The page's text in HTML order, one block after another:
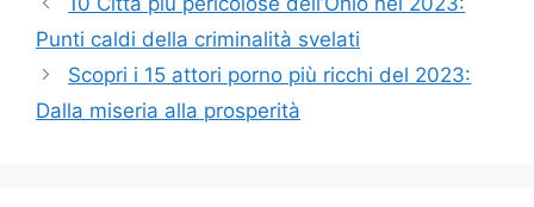
Punti caldi della criminalità svelati
Scopri i 15 attori porno più ricchi del 2023:
Dalla miseria alla prosperità